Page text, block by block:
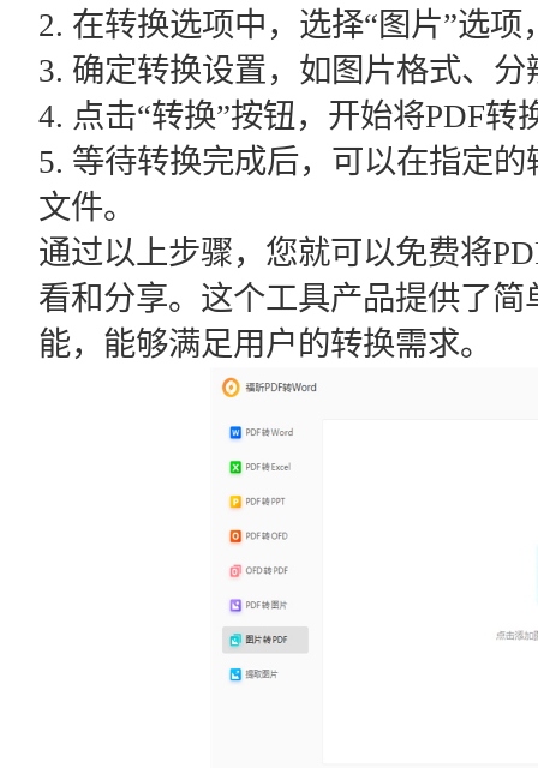
2. 在转换选项中，选择“图片”选
3. 确定转换设置，如图片格式、分
4. 点击“转换”按钮，开始将PDF转
5. 等待转换完成后，可以在指定
文件。
通过以上步骤，您就可以免费将
看和分享。这个工具产品提供了
能，能够满足用户的转换需求。